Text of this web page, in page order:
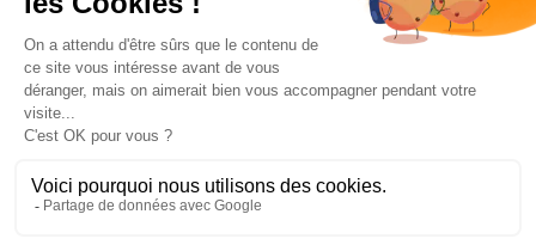
82,77 €HT
À propos de
Fourniresto
Entre vous et nous
Besoin d'aide ?